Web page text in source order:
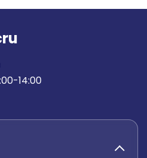
14:00